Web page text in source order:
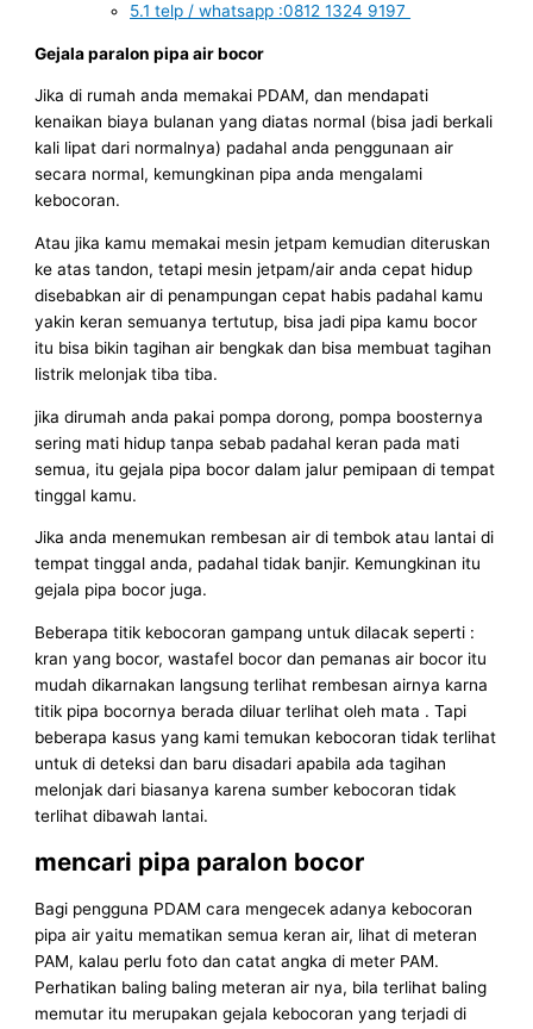
5.1 telp / whatsapp :0812 1324 9197
Gejala paralon pipa air bocor
Jika di rumah anda memakai PDAM, dan mendapati
kenaikan biaya bulanan yang diatas normal (bisa jadi berkali
kali lipat dari normalnya) padahal anda penggunaan air
secara normal, kemungkinan pipa anda mengalami
kebocoran.
Atau jika kamu memakai mesin jetpam kemudian diteruskan
ke atas tandon, tetapi mesin jetpam/air anda cepat hidup
disebabkan air di penampungan cepat habis padahal kamu
yakin keran semuanya tertutup, bisa jadi pipa kamu bocor
itu bisa bikin tagihan air bengkak dan bisa membuat tagihan
listrik melonjak tiba tiba.
jika dirumah anda pakai pompa dorong, pompa boosternya
sering mati hidup tanpa sebab padahal keran pada mati
semua, itu gejala pipa bocor dalam jalur pemipaan di tempat
tinggal kamu.
Jika anda menemukan rembesan air di tembok atau lantai di
tempat tinggal anda, padahal tidak banjir. Kemungkinan itu
gejala pipa bocor juga.
Beberapa titik kebocoran gampang untuk dilacak seperti :
kran yang bocor, wastafel bocor dan pemanas air bocor itu
mudah dikarnakan langsung terlihat rembesan airnya karna
titik pipa bocornya berada diluar terlihat oleh mata . Tapi
beberapa kasus yang kami temukan kebocoran tidak terlihat
untuk di deteksi dan baru disadari apabila ada tagihan
melonjak dari biasanya karena sumber kebocoran tidak
terlihat dibawah lantai.
mencari pipa paralon bocor
Bagi pengguna PDAM cara mengecek adanya kebocoran
pipa air yaitu mematikan semua keran air, lihat di meteran
PAM, kalau perlu foto dan catat angka di meter PAM.
Perhatikan baling baling meteran air nya, bila terlihat baling
memutar itu merupakan gejala kebocoran yang terjadi di